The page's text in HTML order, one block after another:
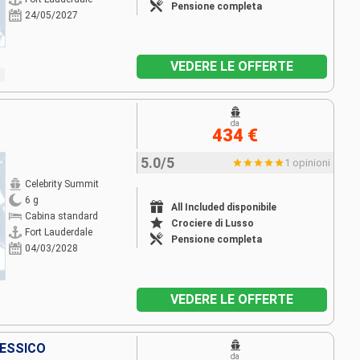
24/05/2027
Pensione completa
VEDERE LE OFFERTE
Celebrity Summit
6 g
Cabina standard
Fort Lauderdale
04/03/2028
5.0/5 1 opinioni
All Included disponibile
Crociere di Lusso
Pensione completa
da
434 €
VEDERE LE OFFERTE
da